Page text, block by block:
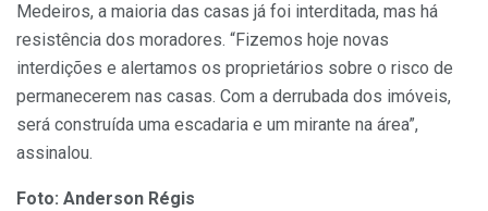
Medeiros, a maioria das casas já foi interditada, mas há
resistência dos moradores. “Fizemos hoje novas
interdições e alertamos os proprietários sobre o risco de
permanecerem nas casas. Com a derrubada dos imóveis,
será construída uma escadaria e um mirante na área”,
assinalou.
Foto: Anderson Régis